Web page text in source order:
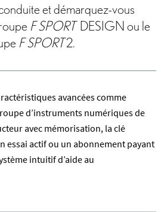
et démarquez-vous
F SPORTDESIGN ou le
F SPORT2.
avancées comme
d’instruments numériques de
avec mémorisation, la clé
essai actif ou un abonnement payant
intuitif d’aide au